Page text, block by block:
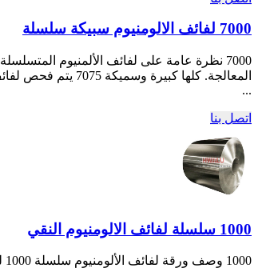
7000 لفائف الالومنيوم سبيكة سلسلة
...
اتصل بنا
1000 سلسلة لفائف الالومنيوم النقي